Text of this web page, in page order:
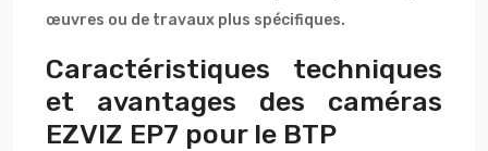
œuvres ou de travaux plus spécifiques.
Caractéristiques techniques
et avantages des caméras
EZVIZ EP7 pour le BTP